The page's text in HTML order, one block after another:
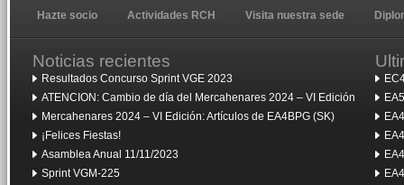
Hazte socio Actividades RCH Visita nuestra sede
Noticias recientes
Resultados Concurso Sprint VGE 2023
ATENCION: Cambio de día del Mercahenares 2024 – VI Edición
Mercahenares 2024 – VI Edición: Artículos de EA4BPG (SK)
¡Felices Fiestas!
Asamblea Anual 11/11/2023
Sprint VGM-225